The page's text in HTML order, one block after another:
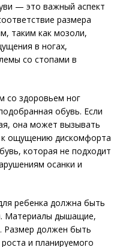
— это важный аспект
размера
таким как мозоли,
в ногах,
со стопами в
со здоровьем ног
обувь. Если
она может вызывать
к ощущению дискомфорта
которая не подходит
осанки и
ребенка должна быть
Материалы дышащие,
Размер должен быть
и планируемого